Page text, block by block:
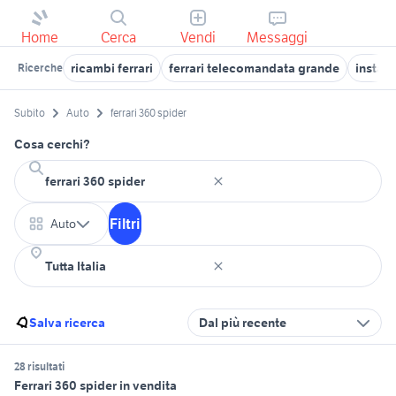
Home Cerca Vendi Messaggi
Ricerche ricambi ferrari ferrari telecomandata grande insta
Subito Auto ferrari 360 spider
Cosa cerchi?
Auto Filtri
Salva ricerca Dal più recente
28 risultati
Ferrari 360 spider in vendita